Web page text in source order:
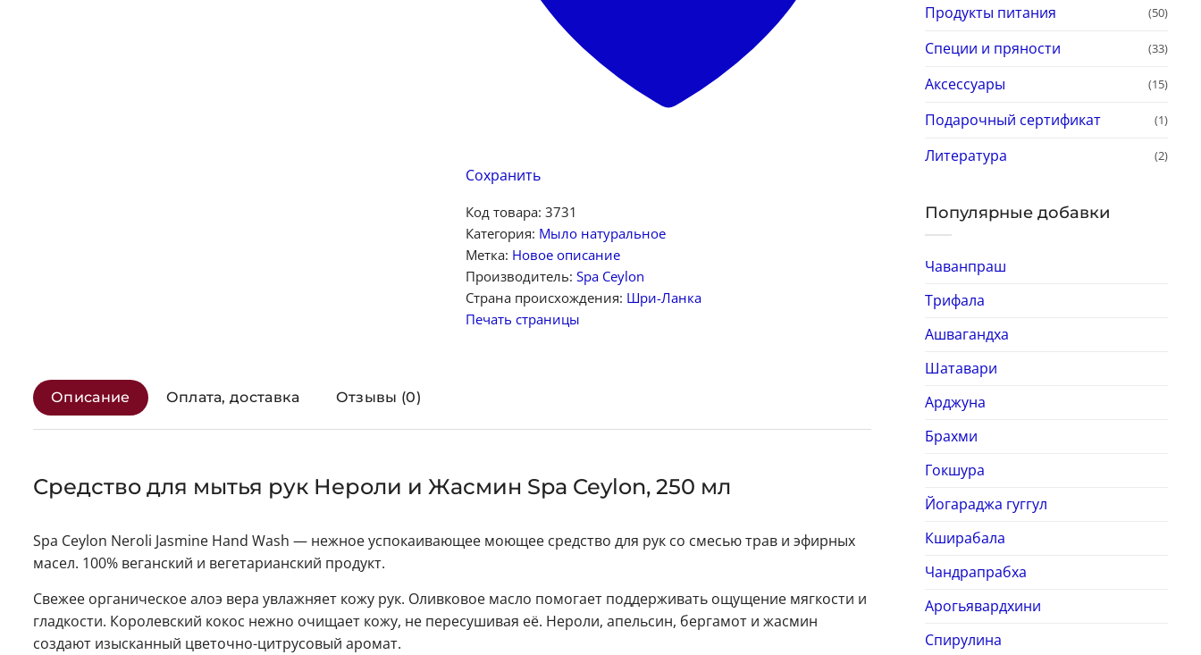
Продукты питания (50)
Специи и пряности (33)
Аксессуары (15)
Подарочный сертификат (1)
Литература (2)
Популярные добавки
Чаванпраш
Трифала
Ашвагандха
Шатавари
Арджуна
Брахми
Гокшура
Йогараджа гуггул
Кширабала
Чандрапрабха
Арогьявардхини
Спирулина
Сохранить
Код товара: 3731
Категория: Мыло натуральное
Метка: Новое описание
Производитель: Spa Ceylon
Страна происхождения: Шри-Ланка
Печать страницы
Описание Оплата, доставка Отзывы (0)
Средство для мытья рук Нероли и Жасмин Spa Ceylon, 250 мл
Spa Ceylon Neroli Jasmine Hand Wash — нежное успокаивающее моющее средство для рук со смесью трав и эфирных
масел. 100% веганский и вегетарианский продукт.
Свежее органическое алоэ вера увлажняет кожу рук. Оливковое масло помогает поддерживать ощущение мягкости и
гладкости. Королевский кокос нежно очищает кожу, не пересушивая её. Нероли, апельсин, бергамот и жасмин
создают изысканный цветочно-цитрусовый аромат.